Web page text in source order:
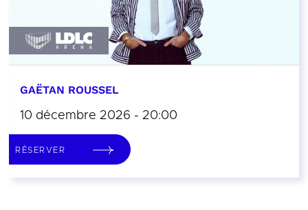
GAËTAN ROUSSEL
10 décembre 2026 - 20:00
RÉSERVER